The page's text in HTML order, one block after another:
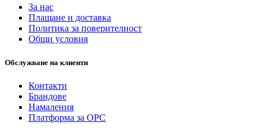
За нас
Плащане и доставка
Политика за поверителност
Общи условия
Обслужване на клиенти
Контакти
Брандове
Намаления
Платформа за ОРС